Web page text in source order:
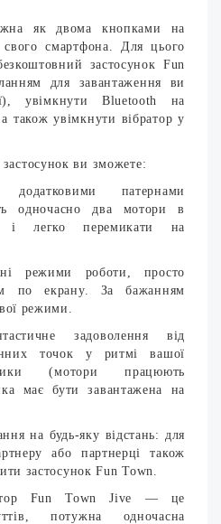
як двома кнопками на
смартфона. Для цього
застосунок Fun
для завантаження ви
увімкнути Bluetooth на
також увімкнути вібратор у
ви зможете:
додатковими патернами
одночасно два мотори в
і легко перемикати на
режими роботи, просто
по екрану. За бажанням
режими.
задоволення від
точок у ритмі вашої
(мотори працюють
має бути завантажена на
на будь-яку відстань: для
або партнерці також
застосунок Fun Town.
Fun Town Jive — це
потужна одночасна